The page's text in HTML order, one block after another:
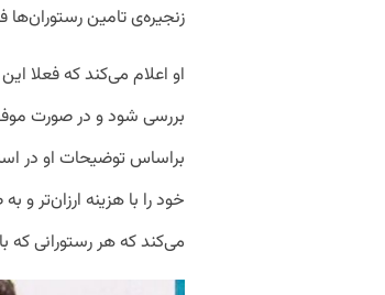
زنجیره‌ی تامین
او اعلام می‌کند که فعلا
بررسی شود و در صورت
براساس توضیحات او در
خود را با هزینه ارزان‌تر و
می‌کند که هر رستورانی که